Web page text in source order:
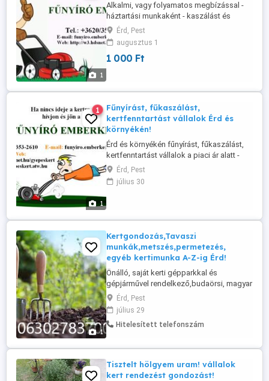
1
Alkalmi, vagy folyamatos megbízással -
háztartási munkaként - kaszálást és
fűnyírást, pázsitápolást (gyeptrágyázás,
gyepszellőztetés, gyepgyomirtás,
gombásodás elleni permetezés, stb.),
valamint kisebb kertek teljes körű
kiemelten ...
Érd, Pest
augusztus 1
1 000 Ft
1
1
Fűnyírást, fűkaszálást,
kertfenntartást vállalok Érd és
környékén!
Érd és környékén fűnyírást, fűkaszálást,
kertfenntartást vállalok a piaci ár alatt -
kiszállási díj nélkül, zöld-hulladék
elszállítással! További információk: vagy
Érd, Pest
július 30
1
Kertgondozás,Tavaszi
munkák,metszés,permetezés,
egyéb kertimunka A-Z-ig Érd!
Önálló, saját kerti gépparkkal és
gépjárművel rendelkező,budaörsi, magyar
fiatalember vállal kerti munkát az alábbi
területeken ! Budaörs, Biatorbágy,
Törökbálint, Budapest 11. kerület, 12.
kerület, 22. kerület, Páty, Telki,
Diósd, Tárnok, Sóskút! Kiszállási díj ...
Érd, Pest
július 29
Hitelesített telefonszám
Tisztelt hölgyem uram! vállalok
kert rendezést gondozást!